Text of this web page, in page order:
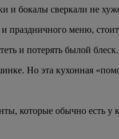
и бокалы сверкали не
праздничного меню,
и потерять былой блеск.
Но эта кухонная
которые обычно есть у